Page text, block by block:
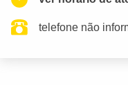
telefone não